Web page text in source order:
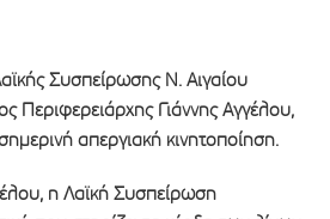
Συσπείρωσης Ν. Αιγαίου
Περιφερειάρχης Γιάννης Αγγέλου,
απεργιακή κινητοποίηση.
η Λαϊκή Συσπείρωση